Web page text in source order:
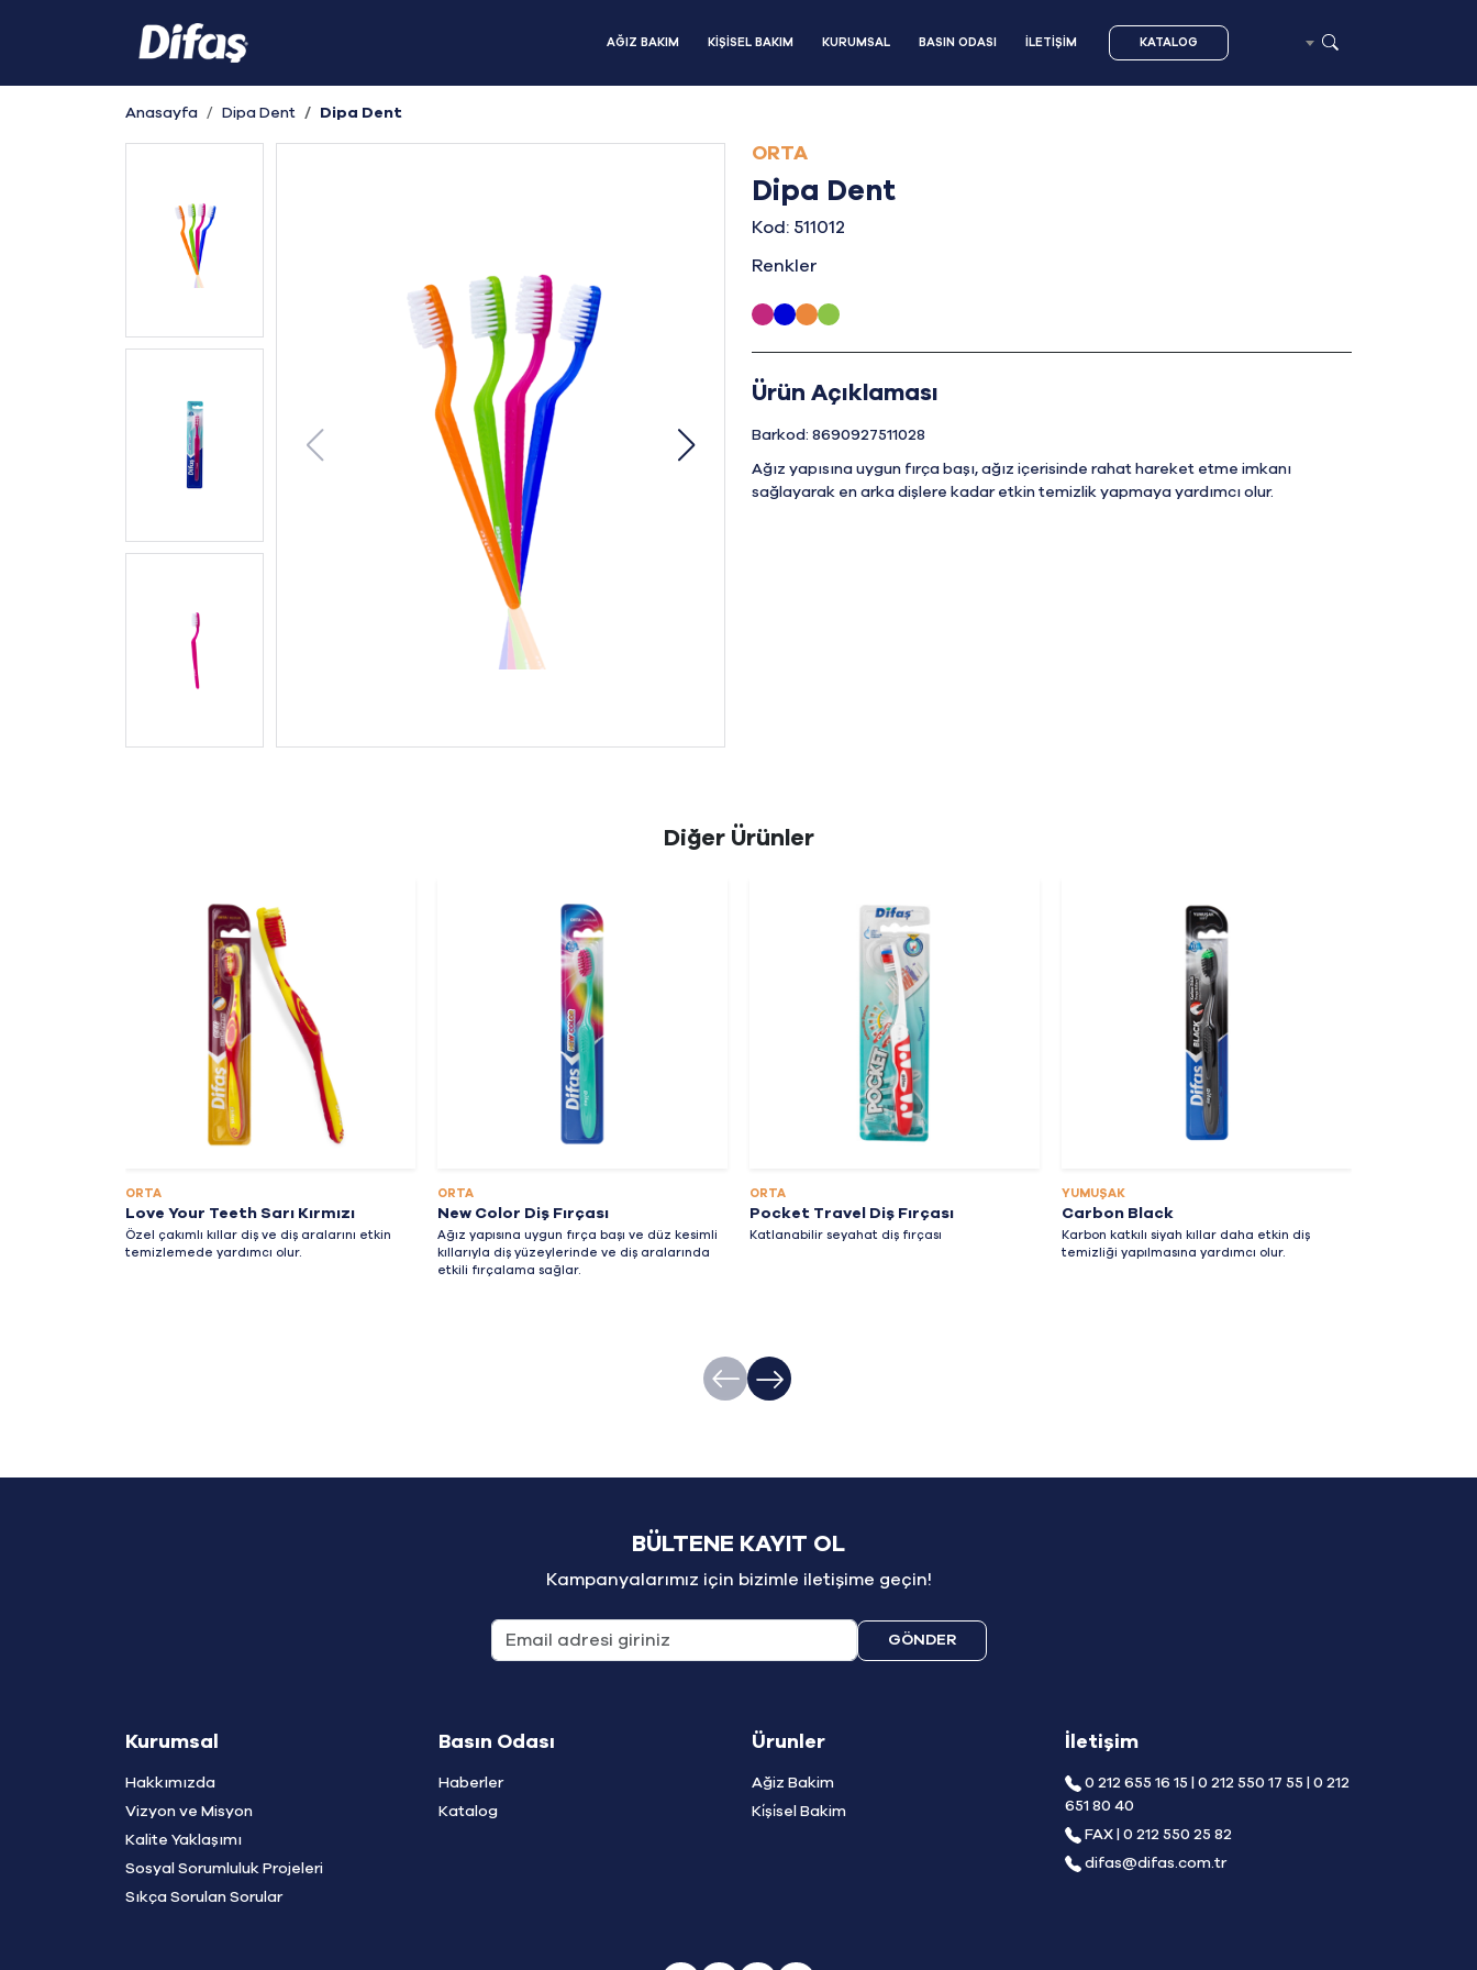
AĞIZ BAKIM KİŞİSEL BAKIM KURUMSAL BASIN ODASI İLETİŞİM KATALOG
Anasayfa Dipa Dent Dipa Dent
ORTA
Dipa Dent
Kod: 511012
Renkler
Ürün Açıklaması
Barkod: 8690927511028
Ağız yapısına uygun fırça başı, ağız içerisinde rahat hareket etme imkanı
sağlayarak en arka dişlere kadar etkin temizlik yapmaya yardımcı olur.
Diğer Ürünler
ORTA
Love Your Teeth Sarı Kırmızı
Özel çakımlı kıllar diş ve diş aralarını etkin
temizlemede yardımcı olur.
ORTA
New Color Diş Fırçası
Ağız yapısına uygun fırça başı ve düz kesimli
kıllarıyla diş yüzeylerinde ve diş aralarında
etkili fırçalama sağlar.
ORTA
Pocket Travel Diş Fırçası
Katlanabilir seyahat diş fırçası
YUMUŞAK
Carbon Black
Karbon katkılı siyah kıllar daha etkin diş
temizliği yapılmasına yardımcı olur.
BÜLTENE KAYIT OL
Kampanyalarımız için bizimle iletişime geçin!
GÖNDER
Kurumsal
Hakkımızda
Vizyon ve Misyon
Kalite Yaklaşımı
Sosyal Sorumluluk Projeleri
Sıkça Sorulan Sorular
Basın Odası
Haberler
Katalog
Ürunler
Ağiz Bakim
Ki̇şi̇sel Bakim
İletişim
0 212 655 16 15 | 0 212 550 17 55 | 0 212
651 80 40
FAX | 0 212 550 25 82
difas@difas.com.tr